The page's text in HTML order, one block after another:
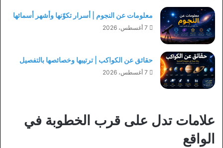
معلومات عن النجوم | أسرار تكوّنها وأشهر أسمائها
7 أغسطس، 2026
حقائق عن الكواكب | ترتيبها وخصائصها بالتفصيل
7 أغسطس، 2026
علامات تدل على قرب الخطوبة في
الواقع